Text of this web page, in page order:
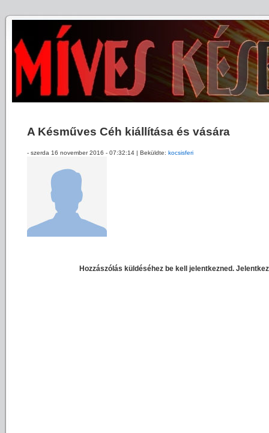
A Késműves Céh kiállítása és vására
- szerda 16 november 2016 - 07:32:14 | Beküldte: kocsisferi
Hozzászólás küldéséhez be kell jelentkezned.